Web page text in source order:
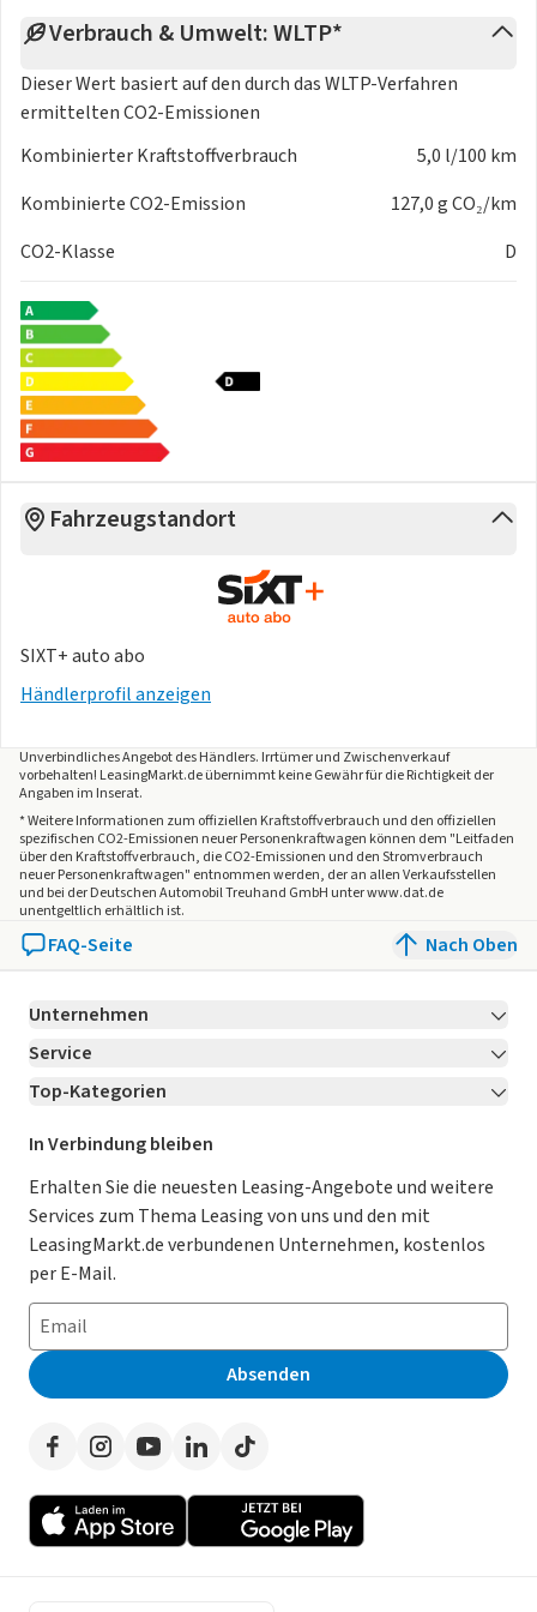
Verbrauch & Umwelt: WLTP*
Dieser Wert basiert auf den durch dasWLTP-Verfahren
ermittelten CO2-Emissionen
Kombinierter Kraftstoffverbrauch
5,0 l/100 km
Kombinierte CO2-Emission
127,0 g CO₂/km
CO2-Klasse
D
Fahrzeugstandort
SIXT+ auto abo
Händlerprofil anzeigen
Unverbindliches Angebot desHändlers. Irrtümer und Zwischenverkauf
vorbehalten! LeasingMarkt.de übernimmt keine Gewähr für die Richtigkeit der
Angaben im Inserat.
* Weitere Informationen zum offiziellen Kraftstoffverbrauch und den offiziellen
spezifischen CO2-Emissionen neuer Personenkraftwagen können dem "Leitfaden
über den Kraftstoffverbrauch, die CO2-Emissionen und den Stromverbrauch
neuer Personenkraftwagen" entnommen werden, der an allen Verkaufsstellen
und bei der Deutschen Automobil Treuhand GmbH unter www.dat.de
unentgeltlich erhältlich ist.
FAQ-Seite Nach Oben
Unternehmen
Über LeasingMarkt.de
Karriere Jetzt bewerben!
Für Händler
Kooperation mit AutoScout24
AGB
Datenschutz
Impressum
Erklärung zur Barrierefreiheit
Presse
Service
Kontakt
Ratgeber
Magazin
Datenschutz-Einstellungen
So funktioniert’s
Häufig gestellte Fragen
Leasing-Lexikon
Auto-Tests
Werben auf LeasingMarkt.de
Top-Kategorien
Leasing Deals
Gebrauchtwagen Leasing
Leasing ohne Anzahlung
E-Auto Leasing
Privatleasing
Leasing-Vergleiche
Herstellerverzeichnis
Händlerverzeichnis
In Verbindung bleiben
Erhalten Sie die neuesten Leasing-Angebote und weitere
Services zum Thema Leasing von uns und den mit
LeasingMarkt.de verbundenen Unternehmen, kostenlos
per E-Mail.
Absenden